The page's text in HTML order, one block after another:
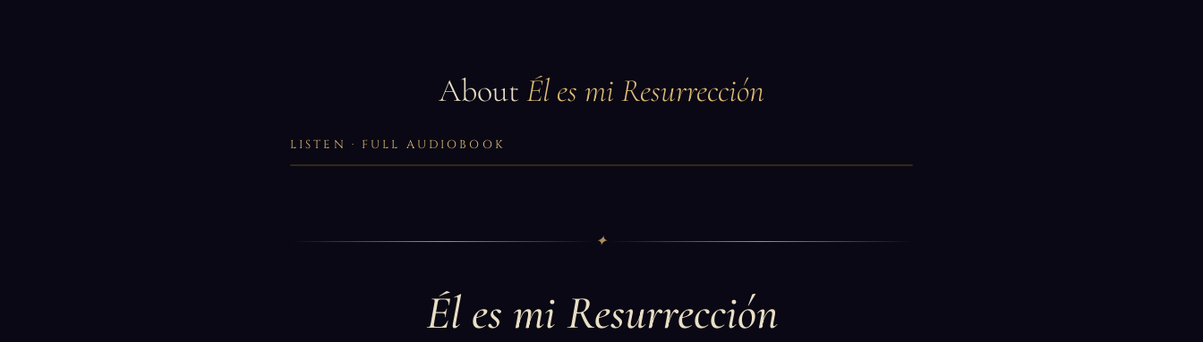
About Él es mi Resurrección
LISTEN · FULL AUDIOBOOK
✦
Él es mi Resurrección